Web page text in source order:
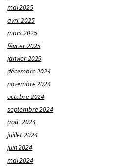
mai 2025
avril 2025
mars 2025
février 2025
janvier 2025
décembre 2024
novembre 2024
octobre 2024
septembre 2024
août 2024
juillet 2024
juin 2024
mai 2024